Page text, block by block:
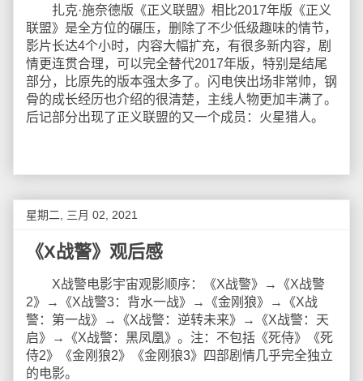
扎克·施奈德版《正义联盟》相比2017年版《正义
联盟》是全方位的碾压，删除了不少低级趣味的情节，
影片长达4个小时，内容大幅扩充，有很多新内容，剧
情更连贯合理，可以完全替代2017年版，特别是结尾
部分，比原先的版本强太多了。闪电侠出场非常帅，钢
骨的成长经历也介绍的很清楚，主线人物更加丰满了。
后记部分出现了正义联盟的又一个成员：火星猎人。
星期二, 三月 02, 2021
《X战警》观后感
X战警电影宇宙观影顺序：《X战警》→《X战警
2》→《X战警3：背水一战》→《金刚狼》→《X战
警：第一战》→《X战警：逆转未来》→《X战警：天
启》→《X战警：黑凤凰》。注：不包括《死侍》《死
侍2》《金刚狼2》《金刚狼3》四部剧情几乎完全独立
的电影。